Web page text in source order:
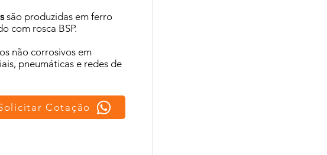
são produzidas em ferro
com rosca BSP.
não corrosivos em
pneumáticas e redes de
Cotação